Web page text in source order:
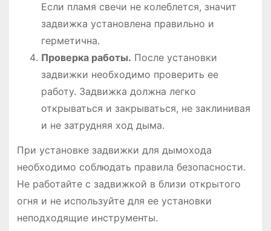
Если пламя свечи не колеблется, значит
задвижка установлена правильно и
герметична.
Проверка работы. После установки
задвижки необходимо проверить ее
работу. Задвижка должна легко
открываться и закрываться, не заклинивая
и не затрудняя ход дыма.
При установке задвижки для дымохода
необходимо соблюдать правила безопасности.
Не работайте с задвижкой в близи открытого
огня и не используйте для ее установки
неподходящие инструменты.